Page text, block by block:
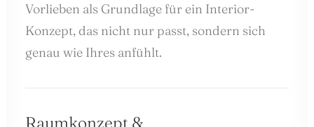
Vorlieben als Grundlage für ein Interior-
Konzept, das nicht nur passt, sondern sich
genau wie Ihres anfühlt.
Raumkonzept &